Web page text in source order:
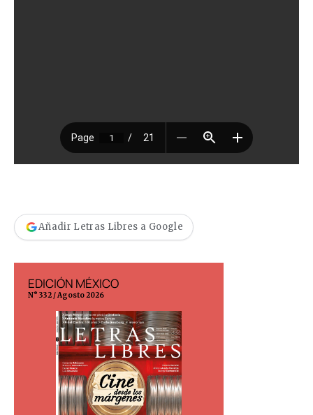
Añadir Letras Libres a Google
EDICIÓN MÉXICO
N° 332 / Agosto 2026